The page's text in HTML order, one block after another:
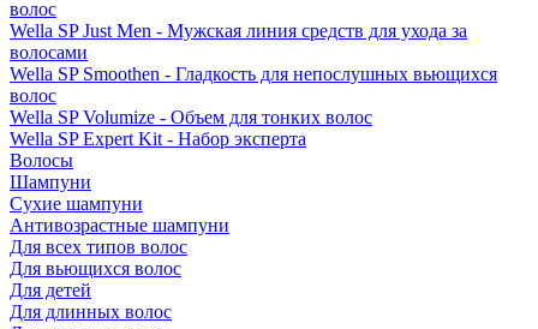
волос
Wella SP Just Men - Мужская линия средств для ухода за
волосами
Wella SP Smoothen - Гладкость для непослушных вьющихся
волос
Wella SP Volumize - Объем для тонких волос
Wella SP Expert Kit - Набор эксперта
Волосы
Шампуни
Сухие шампуни
Антивозрастные шампуни
Для всех типов волос
Для вьющихся волос
Для детей
Для длинных волос